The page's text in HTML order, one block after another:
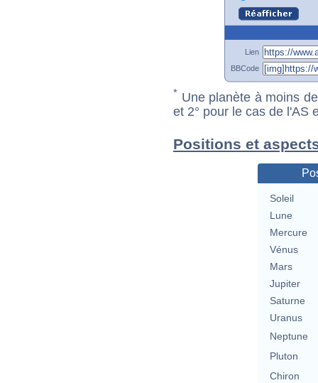
Lien
BBCode
* Une planète à moins
et 2° pour le cas de l'AS
Positions et
Soleil
Lune
Mercure
Vénus
Mars
Jupiter
Saturne
Uranus
Neptune
Pluton
Chiron